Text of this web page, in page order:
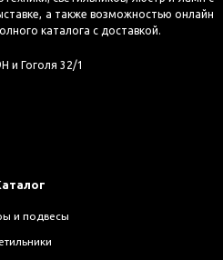
а также возможностью онлайн
каталога с доставкой.
и Гоголя 32/1
и подвесы